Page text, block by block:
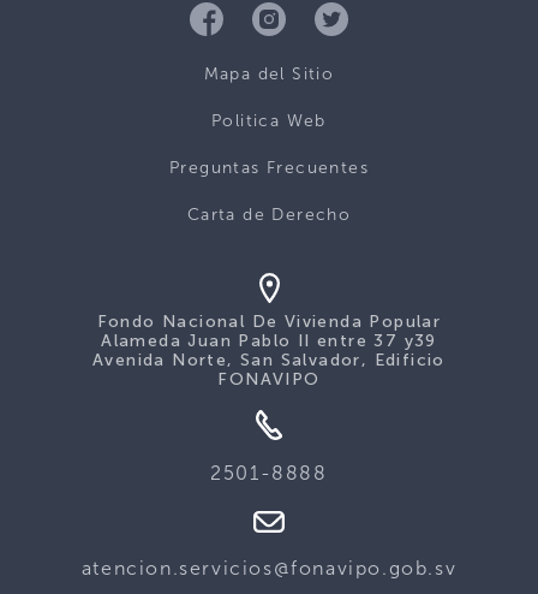
Mapa del Sitio
Politica Web
Preguntas Frecuentes
Carta de Derecho
Fondo Nacional De Vivienda Popular
Alameda Juan Pablo II entre 37 y39
Avenida Norte, San Salvador, Edificio
FONAVIPO
2501-8888
atencion.servicios@fonavipo.gob.sv